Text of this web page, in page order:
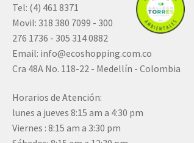
Tel: (4) 461 8371
Movil: 318 380 7099 - 300
276 1736 - 305 314 0882
Email: info@ecoshopping.com.co
Cra 48A No. 118-22 - Medellín - Colombia
Horarios de Atención:
lunes a jueves 8:15 am a 4:30 pm
Viernes : 8:15 am a 3:30 pm